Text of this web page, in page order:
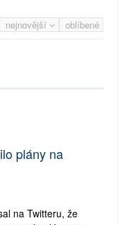
nejnovější oblíbené
plány na
na Twitteru, že